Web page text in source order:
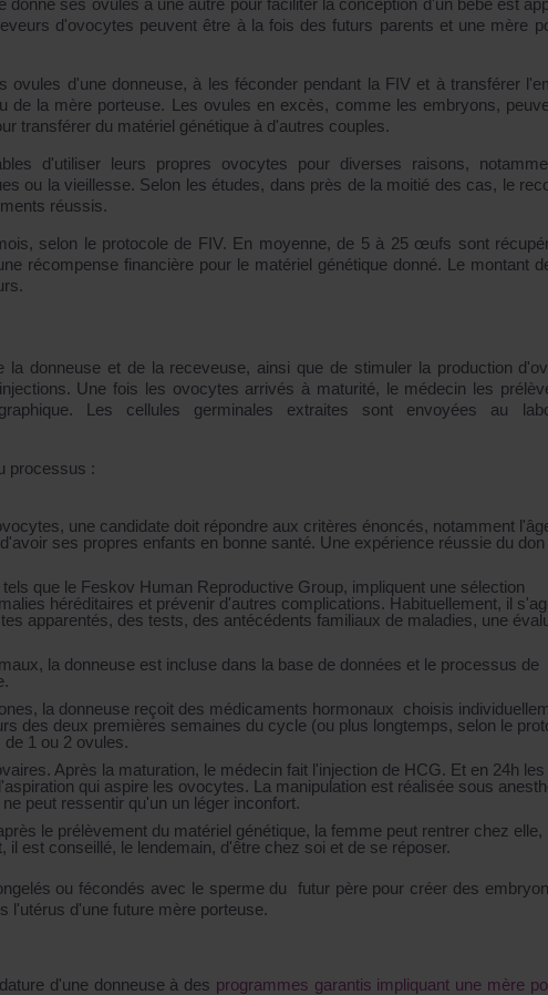
ses ovules à une autre pour faciliter la conception d'un bébé est
d'ovocytes peuvent être à la fois des futurs parents et une mère
d'une donneuse, à les féconder pendant la FIV et à transférer
de la mère porteuse. Les ovules en excès, comme les embryons,
transférer du matériel génétique à d'autres couples.
d'utiliser leurs propres ovocytes pour diverses raisons,
ou la vieillesse. Selon les études, dans près de la moitié des cas, le
réussis.
selon le protocole de FIV. En moyenne, de 5 à 25 œufs sont
récompense financière pour le matériel génétique donné. Le montant
donneuse et de la receveuse, ainsi que de stimuler la production
Une fois les ovocytes arrivés à maturité, le médecin les
Les cellules germinales extraites sont envoyées au
processus :
une candidate doit répondre aux critères énoncés, notamment
ses propres enfants en bonne santé. Une expérience réussie du don
que le Feskov Human Reproductive Group, impliquent une sélection
héréditaires et prévenir d'autres complications. Habituellement, il
apparentés, des tests, des antécédents familiaux de maladies, une
la donneuse est incluse dans la base de données et le processus de
la donneuse reçoit des médicaments hormonaux choisis
des deux premières semaines du cycle (ou plus longtemps, selon le
1 ou 2 ovules.
Après la maturation, le médecin fait l'injection de HCG. Et en 24h
qui aspire les ovocytes. La manipulation est réalisée sous
peut ressentir qu'un un léger inconfort.
le prélèvement du matériel génétique, la femme peut rentrer chez elle,
est conseillé, le lendemain, d'être chez soi et de se réposer.
ou fécondés avec le sperme du futur père pour créer des
l'utérus d'une future mère porteuse.
d'une donneuse à des programmes garantis impliquant une mère